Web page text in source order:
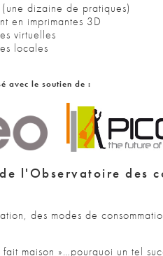
dizaine de pratiques)
en imprimantes 3D
virtuelles
locales
avec le soutien de :
l'Observatoire des
des modes de
maison »…pourquoi un tel